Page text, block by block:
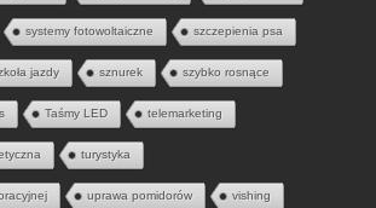
systemy fotowoltaiczne szczepienia psa
jazdy sznurek szybko rosnące
Taśmy LED telemarketing
turystyka
uprawa pomidorów vishing